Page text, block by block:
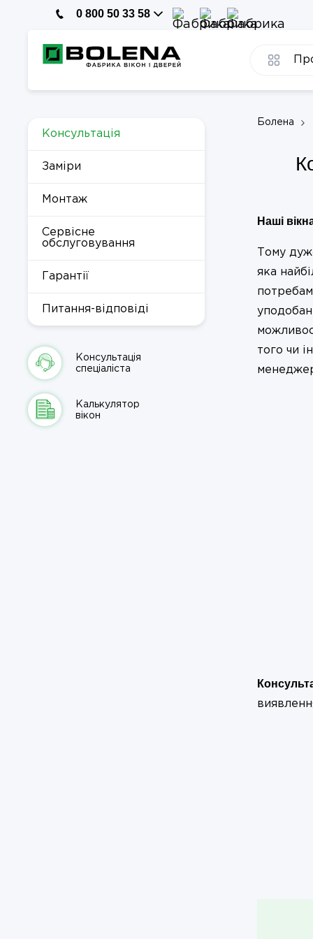
0 800 50 33 58
Консультація
Заміри
Монтаж
Сервісне
обслуговування
Гарантії
Питання-відповіді
Консультація
спеціаліста
Калькулятор
вікон
Болена
Наші
Тому
яка
того чи